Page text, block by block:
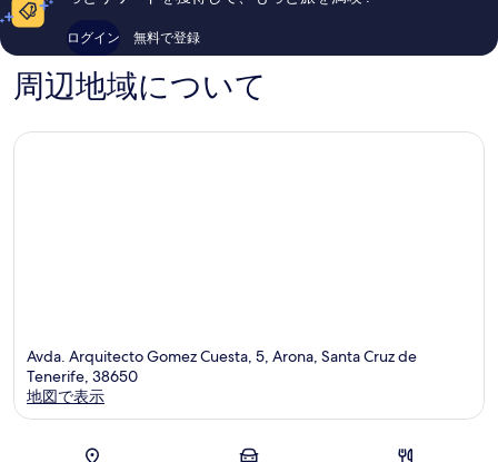
ア
メ
ス
口
コ
1,004
件
の
口
ミ
ログイン 無料で登録
周辺地域について
Avda. Arquitecto Gomez Cuesta, 5, Arona, Santa Cruz de
Tenerife, 38650
地図で表示